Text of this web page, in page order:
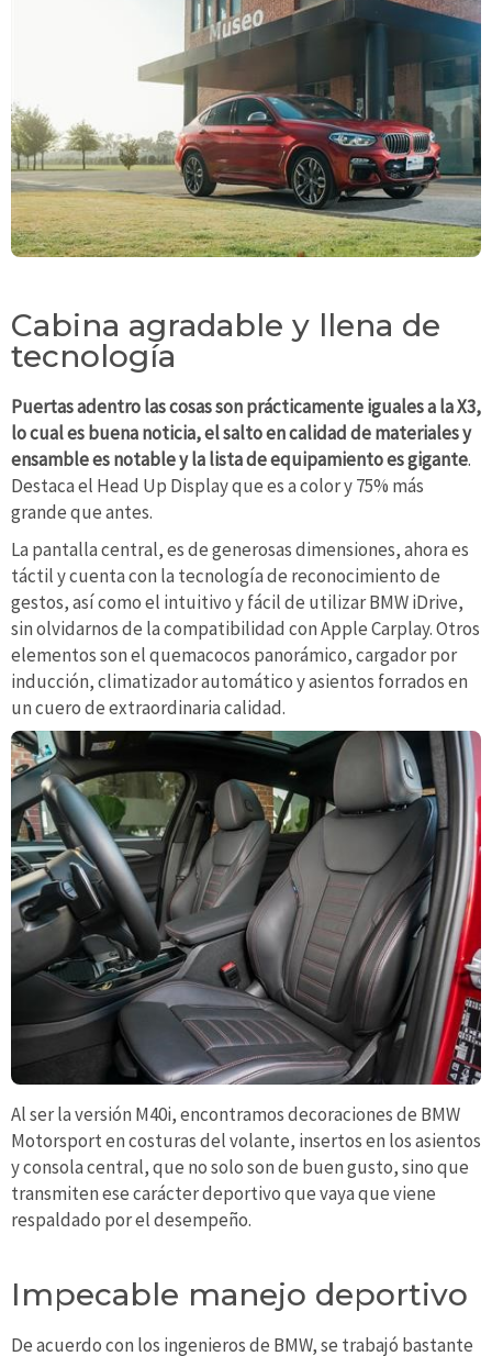
Cabina agradable y llena de
tecnología
Puertas adentro las cosas son prácticamente iguales a la X3,
lo cual es buena noticia, el salto en calidad de materiales y
ensamble es notable y la lista de equipamiento es gigante.
Destaca el Head Up Display que es a color y 75% más
grande que antes.
La pantalla central, es de generosas dimensiones, ahora es
táctil y cuenta con la tecnología de reconocimiento de
gestos, así como el intuitivo y fácil de utilizar BMW iDrive,
sin olvidarnos de la compatibilidad con Apple Carplay. Otros
elementos son el quemacocos panorámico, cargador por
inducción, climatizador automático y asientos forrados en
un cuero de extraordinaria calidad.
Al ser la versión M40i, encontramos decoraciones de BMW
Motorsport en costuras del volante, insertos en los asientos
y consola central, que no solo son de buen gusto, sino que
transmiten ese carácter deportivo que vaya que viene
respaldado por el desempeño.
Impecable manejo deportivo
De acuerdo con los ingenieros de BMW, se trabajó bastante